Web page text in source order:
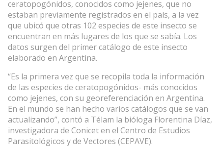
ceratopogónidos, conocidos como jejenes, que no
estaban previamente registrados en el país, a la vez
que ubicó que otras 102 especies de este insecto se
encuentran en más lugares de los que se sabía. Los
datos surgen del primer catálogo de este insecto
elaborado en Argentina.
“Es la primera vez que se recopila toda la información
de las especies de ceratopogónidos- más conocidos
como jejenes, con su georeferenciación en Argentina.
En el mundo se han hecho varios catálogos que se van
actualizando”, contó a Télam la bióloga Florentina Díaz,
investigadora de Conicet en el Centro de Estudios
Parasitológicos y de Vectores (CEPAVE).